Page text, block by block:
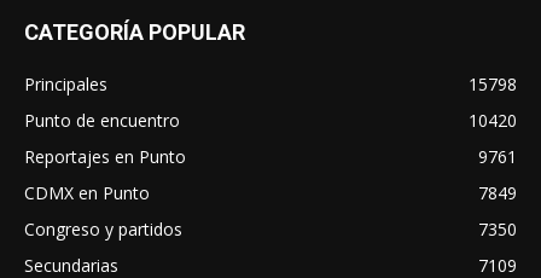
CATEGORÍA POPULAR
Principales
15798
Punto de encuentro
10420
Reportajes en Punto
9761
CDMX en Punto
7849
Congreso y partidos
7350
Secundarias
7109